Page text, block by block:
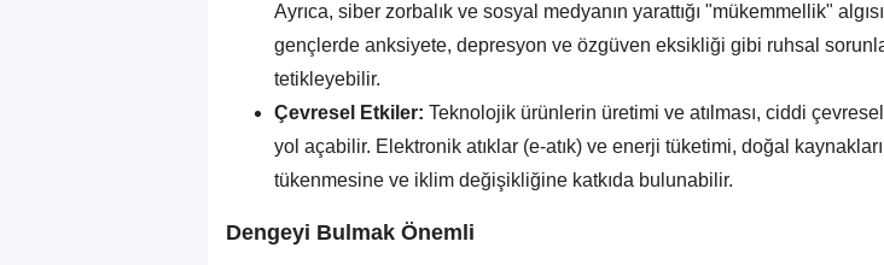
Ayrıca, siber zorbalık ve sosyal medyanın yarattığı "mükemmellik"
gençlerde anksiyete, depresyon ve özgüven eksikliği gibi ruhsal
tetikleyebilir.
Çevresel Etkiler: Teknolojik ürünlerin üretimi ve atılması, ciddi
yol açabilir. Elektronik atıklar (e-atık) ve enerji tüketimi, doğal
tükenmesine ve iklim değişikliğine katkıda bulunabilir.
Dengeyi Bulmak Önemli